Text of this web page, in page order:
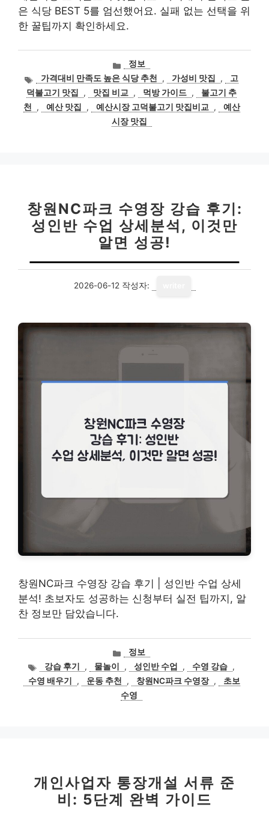
은 식당 BEST 5를 엄선했어요. 실패 없는 선택을 위
한 꿀팁까지 확인하세요.
카
테
고
리
정보
태
그
가격대비 만족도 높은 식당 추천 , 가성비 맛집 ,
고
덕불고기 맛집
, 맛집 비교 , 먹방 가이드 ,
불고기 추
천
, 예산 맛집 , 예산시장 고덕불고기 맛집비교 ,
예산
시장 맛집
창원NC파크 수영장 강습 후기:
성인반 수업 상세분석, 이것만
알면 성공!
2026-06-12 작성자:
창원NC파크 수영장 강습 후기 | 성인반 수업 상세
분석! 초보자도 성공하는 신청부터 실전 팁까지, 알
찬 정보만 담았습니다.
카
고
리
정보
태
그
강습 후기 , 물놀이 , 성인반 수업 , 수영 강습 ,
수영 배우기
, 운동 추천 , 창원NC파크 수영장 ,
초보
수영
개인사업자 통장개설 서류 준
비: 5단계 완벽 가이드